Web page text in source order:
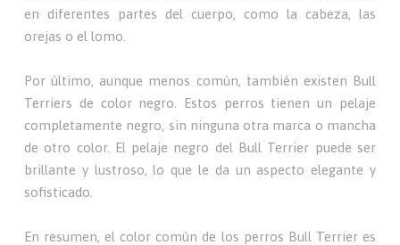
en diferentes partes del cuerpo, como la cabeza, las
orejas o el lomo.
Por último, aunque menos común, también existen Bull
Terriers de color negro. Estos perros tienen un pelaje
completamente negro, sin ninguna otra marca o mancha
de otro color. El pelaje negro del Bull Terrier puede ser
brillante y lustroso, lo que le da un aspecto elegante y
sofisticado.
En resumen, el color común de los perros Bull Terrier es